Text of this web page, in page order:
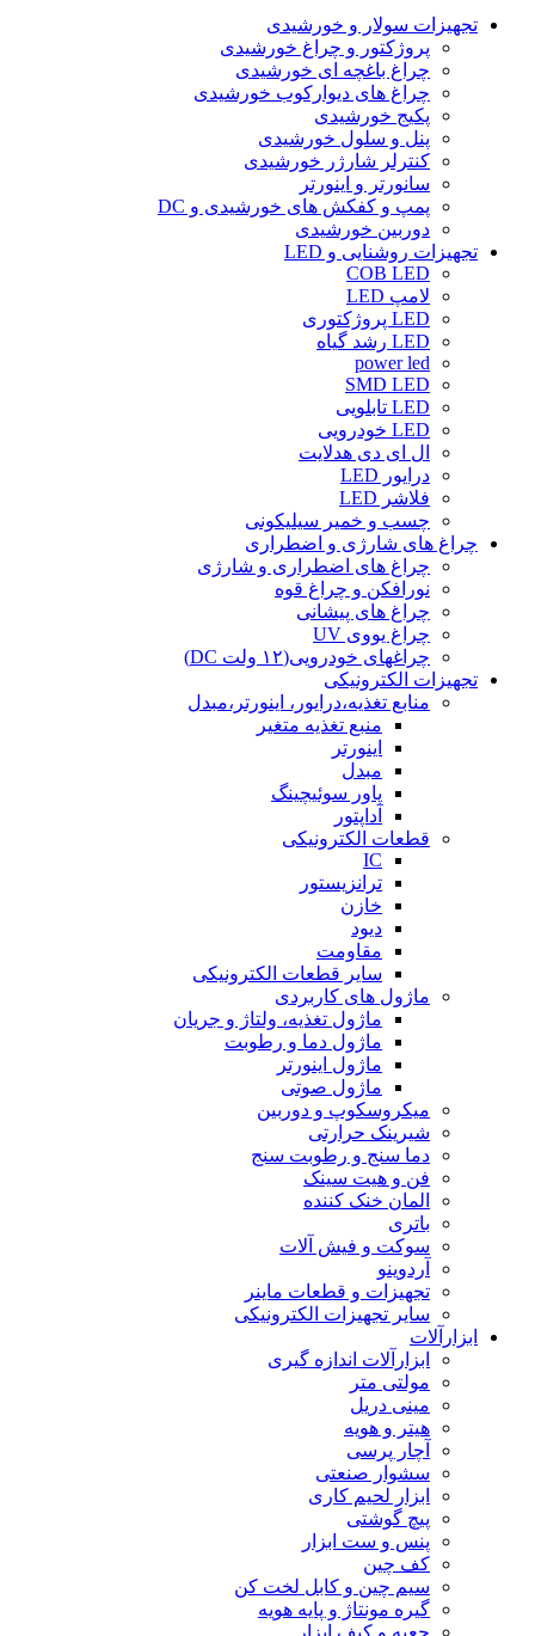
تجهیزات سولار و خورشیدی
پروژکتور و چراغ خورشیدی
چراغ باغچه ای خورشیدی
چراغ های دیوارکوب خورشیدی
پکیج خورشیدی
پنل و سلول خورشیدی
کنترلر شارژر خورشیدی
سانورتر و اینورتر
پمپ و کفکش های خورشیدی و DC
دوربین خورشیدی
تجهیزات روشنایی و LED
COB LED
لامپ LED
LED پروژکتوری
LED رشد گیاه
power led
SMD LED
LED تابلویی
LED خودرویی
ال ای دی هدلایت
درایور LED
فلاشر LED
چسب و خمیر سیلیکونی
چراغ های شارژی و اضطراری
چراغ های اضطراری و شارژی
نورافکن و چراغ قوه
چراغ های پیشانی
چراغ یووی UV
چراغهای خودرویی(۱۲ ولت DC)
تجهیزات الکترونیکی
منابع تغذیه،درایور، اینورتر،مبدل
منبع تغذیه متغیر
اینورتر
مبدل
پاور سوئیچینگ
آداپتور
قطعات الکترونیکی
IC
ترانزیستور
خازن
دیود
مقاومت
سایر قطعات الکترونیکی
ماژول های کاربردی
ماژول تغذیه، ولتاژ و جریان
ماژول دما و رطوبت
ماژول اینورتر
ماژول صوتی
میکروسکوپ و دوربین
شیرینک حرارتی
دما سنج و رطوبت سنج
فن و هیت سینک
المان خنک کننده
باتری
سوکت و فیش آلات
آردوینو
تجهیزات و قطعات ماینر
سایر تجهیزات الکترونیکی
ابزارآلات
ابزارآلات اندازه گیری
مولتی متر
مینی دریل
هیتر و هویه
آچار پرسی
سشوار صنعتی
ابزار لحیم کاری
پیچ گوشتی
پنس و ست ابزار
کف چین
سیم چین و کابل لخت کن
گیره مونتاژ و پایه هویه
جعبه و کیف ابزار